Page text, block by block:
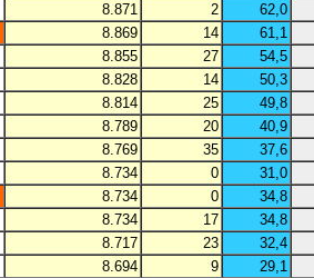
8.871 2
62,0
8.869 14
61,1
8.855 27
54,5
8.828 14
50,3
8.814 25
49,8
8.789 20
40,9
8.769 35
37,6
8.734 0
31,0
8.734 0
34,8
8.734 17
34,8
8.717 23
32,4
8.694 9
29,1